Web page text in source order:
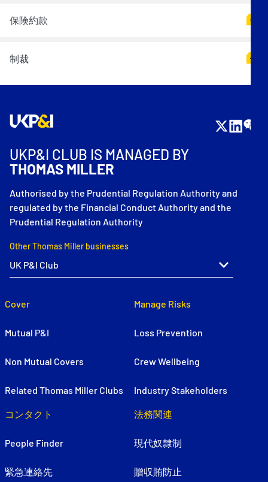
保険約款
制裁
UKP&I CLUB IS MANAGED BY
THOMAS MILLER
Authorised by the Prudential Regulation Authority and
regulated by the Financial Conduct Authority and the
Prudential Regulation Authority
Other Thomas Miller businesses
Cover
Mutual P&I
Non Mutual Covers
Related Thomas Miller Clubs
Manage Risks
Loss Prevention
Crew Wellbeing
Industry Stakeholders
コンタクト
People Finder
緊急連絡先
法務関連
現代奴隷制
贈収賄防止